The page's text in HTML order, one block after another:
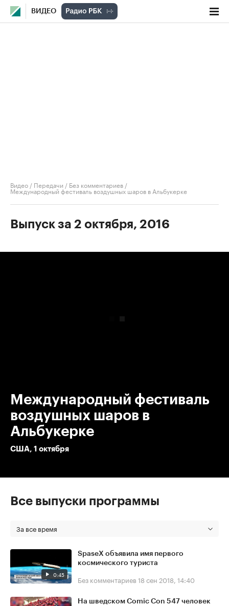
ВИДЕО
Видео / Передачи / Без комментариев /
Международный фестиваль воздушных шаров в Альбукерке
Выпуск за 2 октября, 2016
Международный фестиваль
воздушных шаров в
Альбукерке
США, 1 октября
Все выпуски программы
За все время
0:45
SpaseX объявила имя первого
космического туриста
Без комментариев 18 сен 2018, 14:40
На шведском Comic Con 547 человек